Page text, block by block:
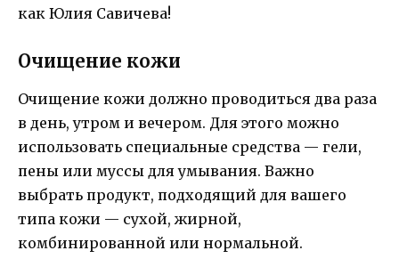
как Юлия Савичева!
Очищение кожи
Очищение кожи должно проводиться два раза
в день, утром и вечером. Для этого можно
использовать специальные средства — гели,
пены или муссы для умывания. Важно
выбрать продукт, подходящий для вашего
типа кожи — сухой, жирной,
комбинированной или нормальной.